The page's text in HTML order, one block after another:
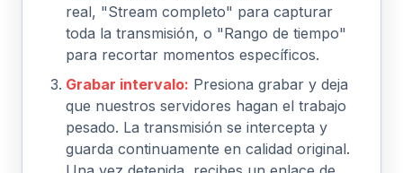
real, "Stream completo" para capturar
toda la transmisión, o "Rango de tiempo"
para recortar momentos específicos.
Grabar intervalo: Presiona grabar y deja
que nuestros servidores hagan el trabajo
pesado. La transmisión se intercepta y
guarda continuamente en calidad original.